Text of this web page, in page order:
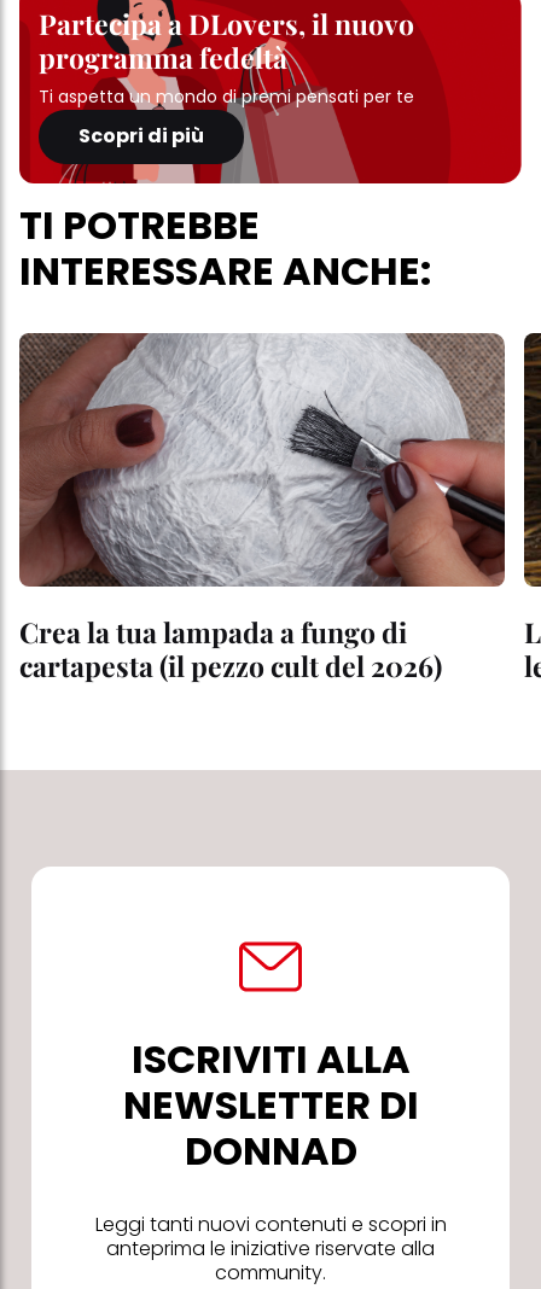
Partecipa a DLovers, il nuovo
programma fedeltà
Ti aspetta un mondo di premi pensati per te
Scopri di più
TI POTREBBE
INTERESSARE ANCHE:
Crea la tua lampada a fungo di
cartapesta (il pezzo cult del 2026)
ISCRIVITI ALLA
NEWSLETTER DI
DONNAD
Leggi tanti nuovi contenuti e scopri in
anteprima le iniziative riservate alla
community.